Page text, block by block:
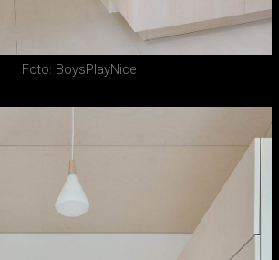
Foto: BoysPlayNice